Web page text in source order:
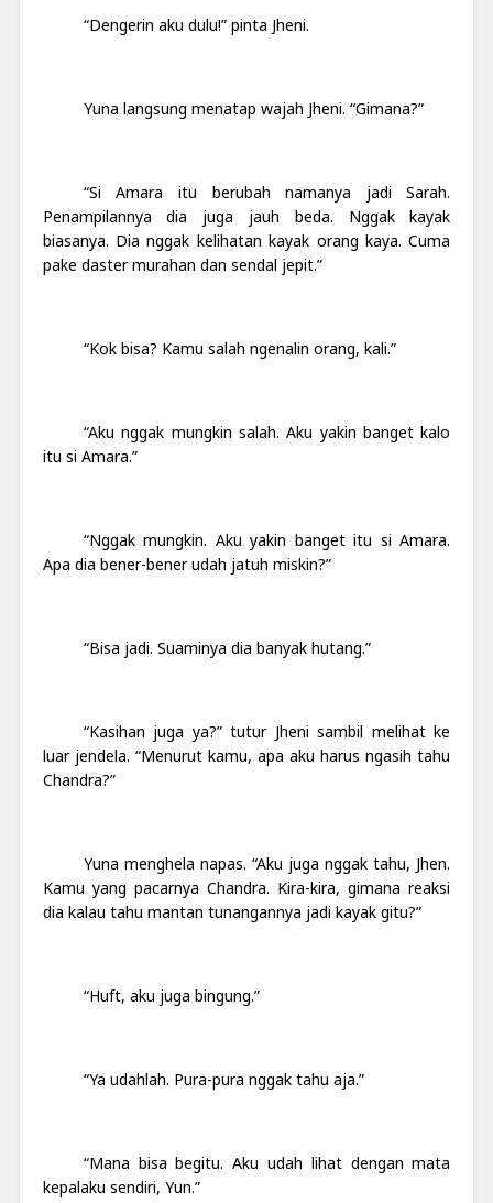
“Dengerin aku dulu!” pinta Jheni.
Yuna langsung menatap wajah Jheni. “Gimana?”
“Si Amara itu berubah namanya jadi Sarah.
Penampilannya dia juga jauh beda. Nggak kayak
biasanya. Dia nggak kelihatan kayak orang kaya. Cuma
pake daster murahan dan sendal jepit.”
“Kok bisa? Kamu salah ngenalin orang, kali.”
“Aku nggak mungkin salah. Aku yakin banget kalo
itu si Amara.”
“Nggak mungkin. Aku yakin banget itu si Amara.
Apa dia bener-bener udah jatuh miskin?”
“Bisa jadi. Suaminya dia banyak hutang.”
“Kasihan juga ya?” tutur Jheni sambil melihat ke
luar jendela. “Menurut kamu, apa aku harus ngasih tahu
Chandra?”
Yuna menghela napas. “Aku juga nggak tahu, Jhen.
Kamu yang pacarnya Chandra. Kira-kira, gimana reaksi
dia kalau tahu mantan tunangannya jadi kayak gitu?”
“Huft, aku juga bingung.”
“Ya udahlah. Pura-pura nggak tahu aja.”
“Mana bisa begitu. Aku udah lihat dengan mata
kepalaku sendiri, Yun.”